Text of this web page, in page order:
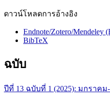
ดาวน์โหลดการอ้างอิง
Endnote/Zotero/Mendeley
BibTeX
ฉบับ
ปีที่ 13 ฉบับที่ 1 (2025): มกราคม